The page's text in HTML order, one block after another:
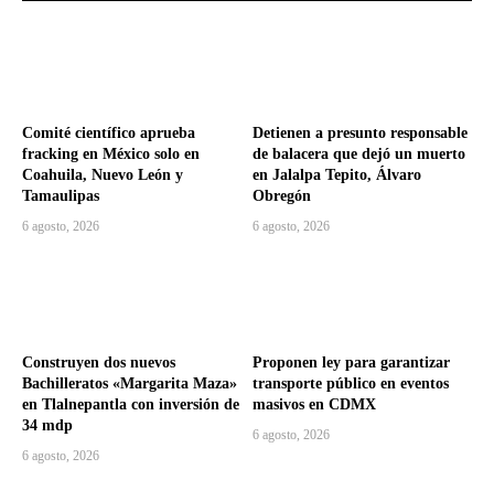
Comité científico aprueba
fracking en México solo en
Coahuila, Nuevo León y
Tamaulipas
6 agosto, 2026
Detienen a presunto responsable
de balacera que dejó un muerto
en Jalalpa Tepito, Álvaro
Obregón
6 agosto, 2026
Construyen dos nuevos
Bachilleratos «Margarita Maza»
en Tlalnepantla con inversión de
34 mdp
6 agosto, 2026
Proponen ley para garantizar
transporte público en eventos
masivos en CDMX
6 agosto, 2026